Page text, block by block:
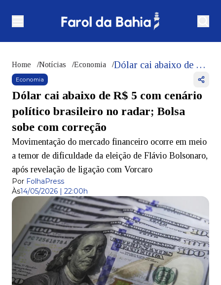
Home /Notícias /Economia / Dólar cai abaixo de R$ 5 com cenário político brasileiro no radar; Bolsa sobe com correção
Economia
Dólar cai abaixo de R$ 5 com cenário
político brasileiro no radar; Bolsa
sobe com correção
Movimentação do mercado financeiro ocorre em meio
a temor de dificuldade da eleição de Flávio Bolsonaro,
após revelação de ligação com Vorcaro
Por FolhaPress
Às14/05/2026 | 22:00h